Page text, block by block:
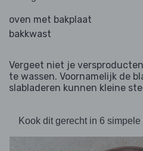
oven met bakplaat
bakkwast
Vergeet niet je
te wassen. Voornamelijk de
slabladeren kunnen kleine
Kook dit gerecht in 6 simpele